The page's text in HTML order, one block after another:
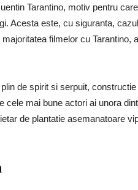
Tarantino, motiv pentru
Acesta este, cu siguranta,
filmelor cu Tarantino,
de spirit si serpuit,
cele mai bune actori ai unora
de plantatie asemanatoare